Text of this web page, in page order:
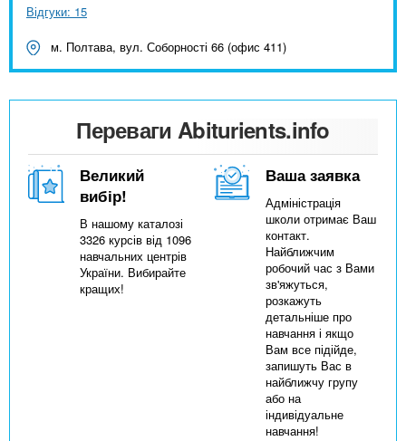
Відгуки: 15
м. Полтава, вул. Соборності 66 (офис 411)
Переваги Abiturients.info
Великий
вибір!
В нашому каталозі
3326 курсів від 1096
навчальних центрів
України. Вибирайте
кращих!
Ваша заявка
Адміністрація
школи отримає Ваш
контакт.
Найближчим
робочий час з Вами
зв'яжуться,
розкажуть
детальніше про
навчання і якщо
Вам все підійде,
запишуть Вас в
найближчу групу
або на
індивідуальне
навчання!